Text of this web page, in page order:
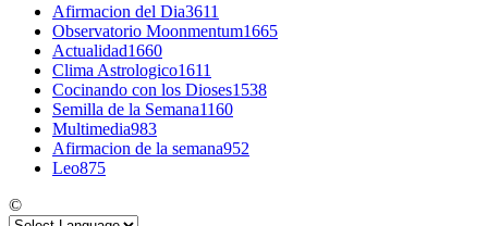
Afirmacion del Dia3611
Observatorio Moonmentum1665
Actualidad1660
Clima Astrologico1611
Cocinando con los Dioses1538
Semilla de la Semana1160
Multimedia983
Afirmacion de la semana952
Leo875
©